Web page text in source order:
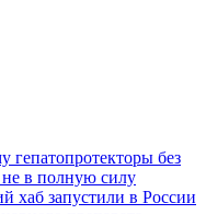
гепатопротекторы без
не в полную силу
хаб запустили в России